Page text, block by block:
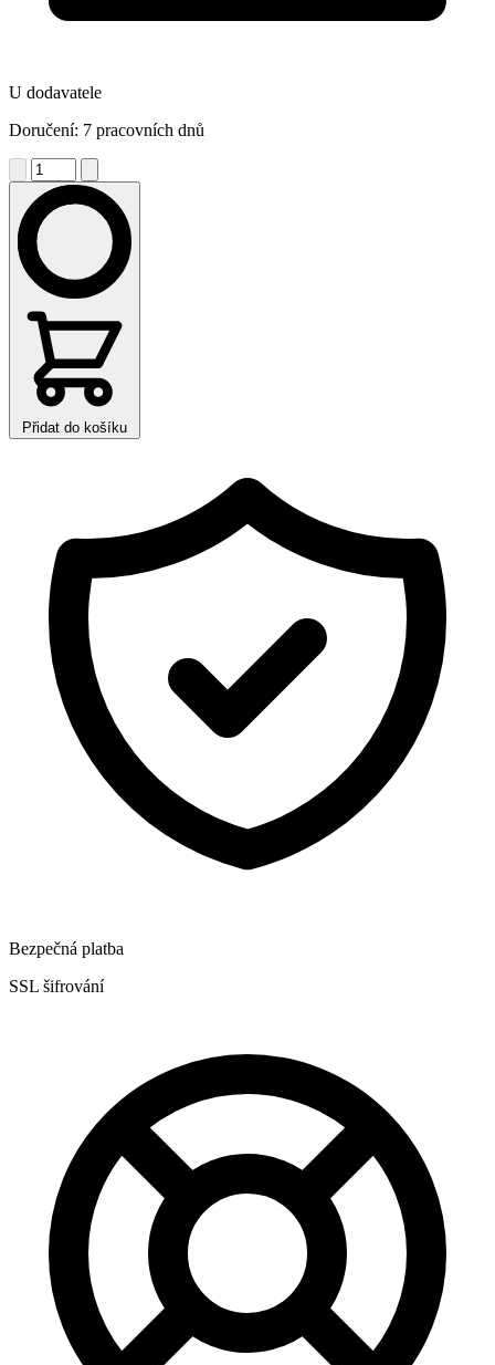
U dodavatele
Doručení: 7 pracovních dnů
Přidat do košíku
Bezpečná platba
SSL šifrování